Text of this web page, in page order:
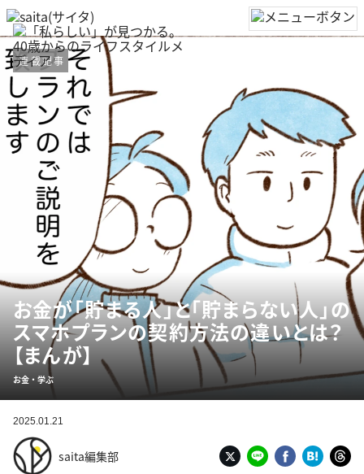
連載記事
お金が「貯まる人」と「貯まらない人」の
スマホプランの契約方法の違いとは？
【まんが】
お金・学ぶ
2025.01.21
saita編集部